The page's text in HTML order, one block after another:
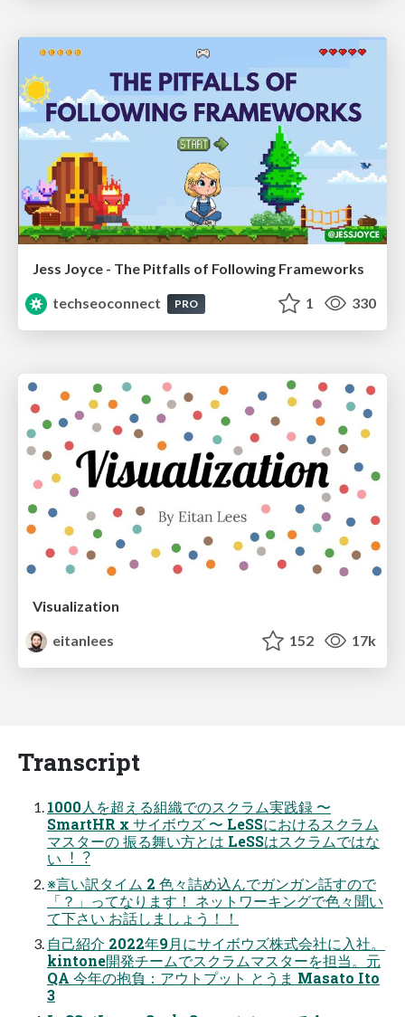
Jess Joyce - The Pitfalls of Following Frameworks
techseoconnect
PRO 1 330
Visualization
eitanlees
152 17k
Transcript
1000⼈を超える組織でのスクラム実践録 〜
SmartHR x サイボウズ 〜 LeSSにおけるスクラム
マスターの 振る舞い⽅とは LeSSはスクラムではな
い︕︖
※⾔い訳タイム 2 ⾊々詰め込んでガンガン話すので
「？」ってなります！ ネットワーキングで⾊々聞い
て下さい お話しましょう！！
⾃⼰紹介 2022年9⽉にサイボウズ株式会社に⼊社。
kintone開発チームでスクラムマスターを担当。元
QA 今年の抱負：アウトプット とうま Masato Ito
3